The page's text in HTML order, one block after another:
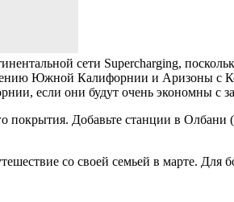
сети Supercharging,
Южной Калифорнии и Аризоны с
если они будут очень экономны
покрытия. Добавьте станции в
со своей семьей в марте. Для